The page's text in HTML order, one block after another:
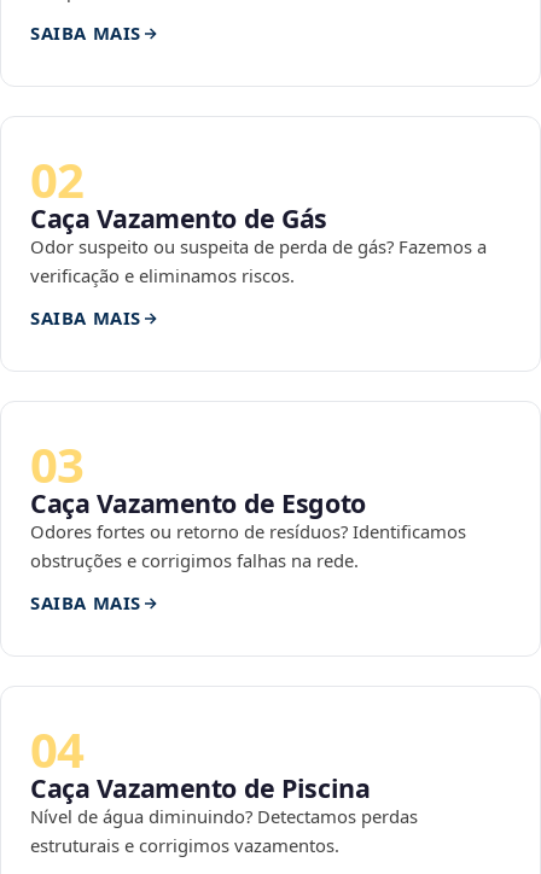
SAIBA MAIS
02
Caça Vazamento de Gás
Odor suspeito ou suspeita de perda de gás? Fazemos a
verificação e eliminamos riscos.
SAIBA MAIS
03
Caça Vazamento de Esgoto
Odores fortes ou retorno de resíduos? Identificamos
obstruções e corrigimos falhas na rede.
SAIBA MAIS
04
Caça Vazamento de Piscina
Nível de água diminuindo? Detectamos perdas
estruturais e corrigimos vazamentos.